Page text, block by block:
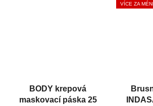
BODY krepová
maskovací páska 25
VÍCE ZA